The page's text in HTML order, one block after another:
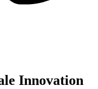
Innovation